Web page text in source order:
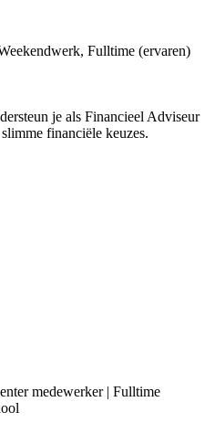
Fulltime (ervaren)
je als Financieel Adviseur
financiële keuzes.
medewerker | Fulltime